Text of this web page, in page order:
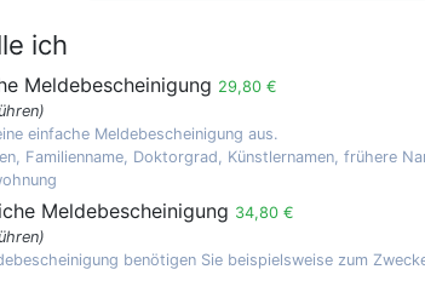
ich
Meldebescheinigung 29,80 €
einfache Meldebescheinigung aus.
Familienname, Doktorgrad, Künstlernamen, frühere
Meldebescheinigung 34,80 €
benötigen Sie beispielsweise zum